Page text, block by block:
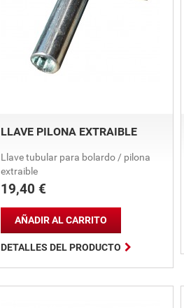
LLAVE PILONA EXTRAIBLE
Llave tubular para bolardo / pilona
extraible
Precio
19,40 €

AÑADIR AL CARRITO
DETALLES DEL PRODUCTO